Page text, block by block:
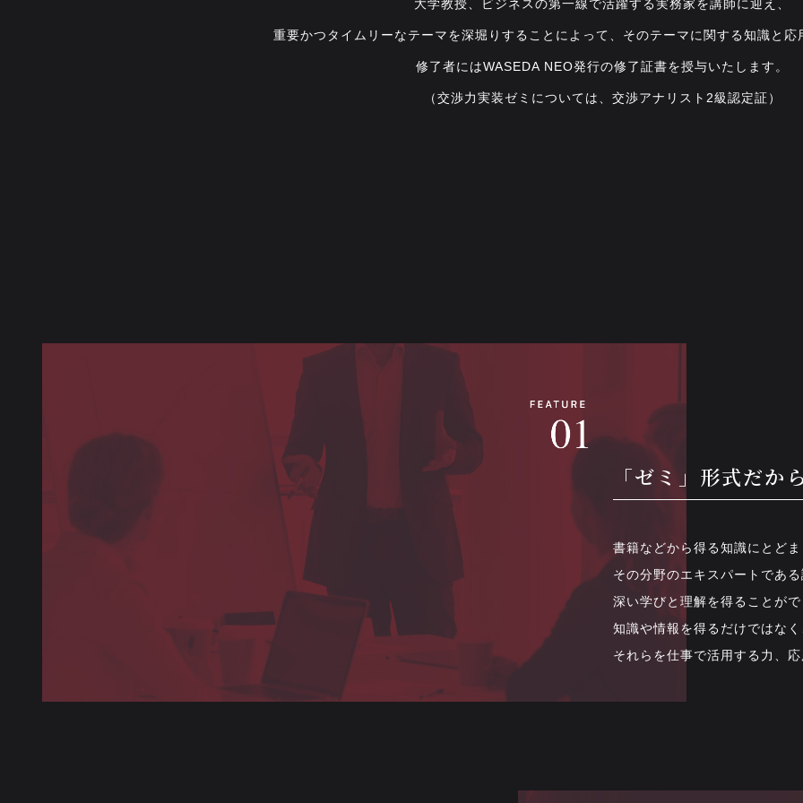
大学教授、ビジネスの第一線で活躍する実務家を講師に迎え、
重要かつタイムリーなテーマを深堀りすることによって、そのテーマに関する知識と応
修了者にはWASEDA NEO発行の修了証書を授与いたします。
（交渉力実装ゼミについては、交渉アナリスト2級認定証）
「ゼミ」形式だか
書籍などから得る知識にとどま
その分野のエキスパートであ
深い学びと理解を得ることがで
知識や情報を得るだけではなく
それらを仕事で活用する力、